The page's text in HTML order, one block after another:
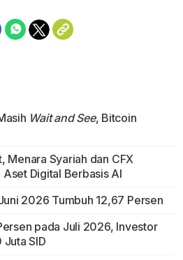
Wait and See, Bitcoin
Menara Syariah dan CFX
Digital Berbasis AI
2026 Tumbuh 12,67 Persen
pada Juli 2026, Investor
SID